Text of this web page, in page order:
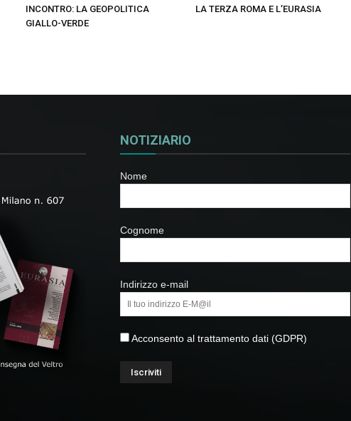
INCONTRO: LA GEOPOLITICA
GIALLO-VERDE
LA TERZA ROMA E L’EURASIA
NOTIZIARIO
Nome
Cognome
Indirizzo e-mail
Acconsento al trattamento dati (GDPR)